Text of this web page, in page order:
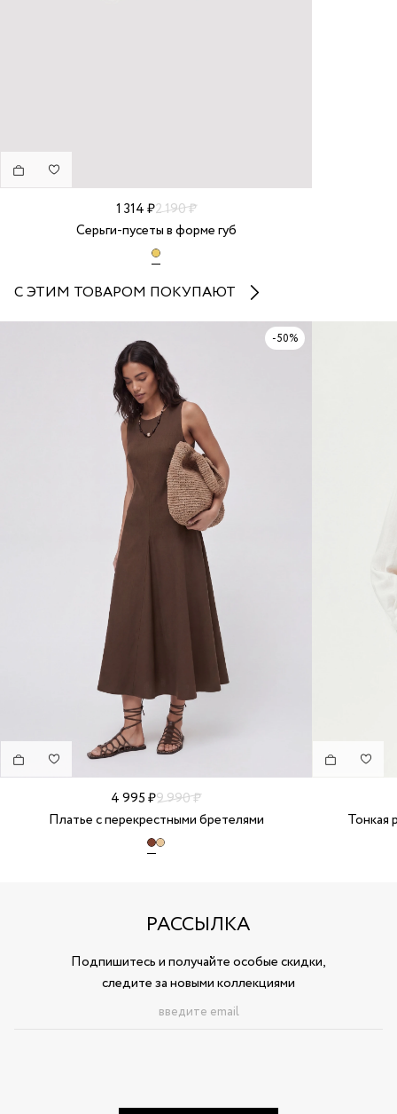
1 314 ₽2 190 ₽
Серьги-пусеты в форме губ
С ЭТИМ ТОВАРОМ ПОКУПАЮТ
4 995 ₽9 990 ₽
Платье с перекрестными бретелями
-50%
Тонкая
РАССЫЛКА
Подпишитесь и получайте особые скидки,
следите за новыми коллекциями